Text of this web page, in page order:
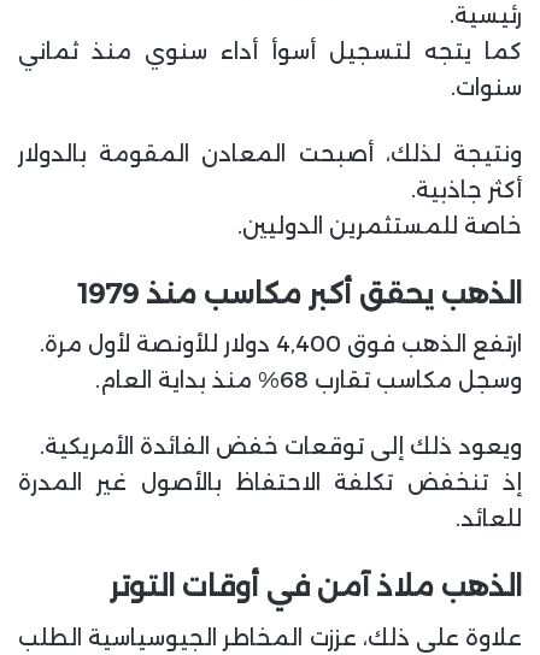
رئيسية.
كما يتجه لتسجيل أسوأ أداء سنوي منذ ثماني
سنوات.
ونتيجة لذلك، أصبحت المعادن المقومة بالدولار
أكثر جاذبية.
خاصة للمستثمرين الدوليين.
الذهب يحقق أكبر مكاسب منذ 1979
ارتفع الذهب فوق 4,400 دولار للأونصة لأول مرة.
وسجل مكاسب تقارب 68% منذ بداية العام.
ويعود ذلك إلى توقعات خفض الفائدة الأمريكية.
إذ تنخفض تكلفة الاحتفاظ بالأصول غير المدرة
للعائد.
الذهب ملاذ آمن في أوقات التوتر
علاوة على ذلك، عززت المخاطر الجيوسياسية الطلب